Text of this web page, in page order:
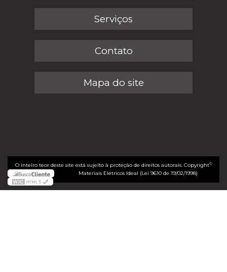
Serviços
Contato
Mapa do site
O inteiro teor deste site está sujeito à proteção de direitos autorais. Copyright©
Materiais Elétricos Ideal (Lei 9610 de 19/02/1998)